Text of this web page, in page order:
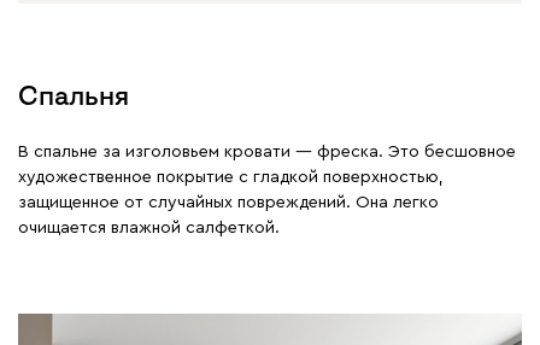
Спальня
В спальне за изголовьем кровати — фреска. Это бесшовное
художественное покрытие с гладкой поверхностью,
защищенное от случайных повреждений. Она легко
очищается влажной салфеткой.